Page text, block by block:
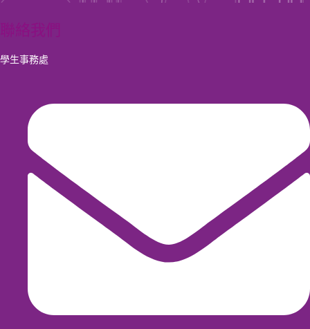
學生事務處